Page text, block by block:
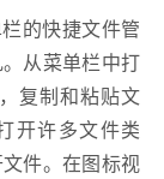
的快捷文件管
从菜单栏中打
复制和粘贴文
开许多文件类
件。在图标视